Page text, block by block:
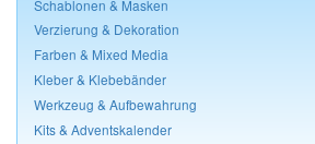
Schablonen & Masken
Verzierung & Dekoration
Farben & Mixed Media
Kleber & Klebebänder
Werkzeug & Aufbewahrung
Kits & Adventskalender